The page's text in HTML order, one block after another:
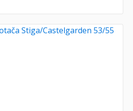
Stiga/Castelgarden 53/55